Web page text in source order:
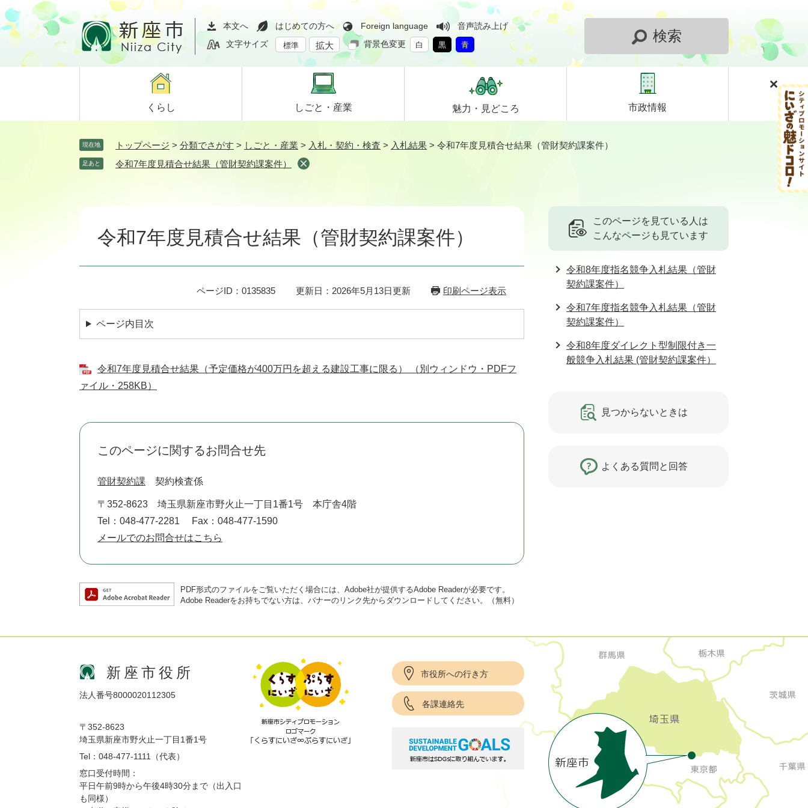
ペ
ー
ジ
メ
ニ
ュ
て
本文へ はじめての方へ Foreign language
音声読み上げ
文字サイズ
標準 拡大 背景色変更 白 黒 青
検索
くらし しごと・ 産業 魅力・ 見どころ 市政情報
現在地 トップページ > 分類でさがす > しごと・産業 > 入札・契約・検査 > 入札結果 > 令和7年度見積合せ結果（管財契約課案件）
足あと 令和7年度見積合せ結果（管財契約課案件）
令和7年度見積合せ結果（管財契約課案件）
ページID：0135835 更新日：2026年5月13日更新 印刷ページ表示
ページ内目次
令和7年度見積合せ結果（予定価格が400万円を超える建設工事に限る） （別ウィンドウ・PDFフ
ァイル・258KB）
このページに関するお問合せ先
管財契約課 契約検査係
〒352-8623
埼玉県新座市野火止一丁目1番1号 本庁舎4階
Tel：048-477-2281
Fax：048-477-1590
メールでのお問合せはこちら
PDF形式のファイルをご覧いただく場合には、Adobe社が提供するAdobe Readerが必要です。
Adobe Readerをお持ちでない方は、バナーのリンク先からダウンロードしてください。（無料）
このページを見ている人は
こんなページも見ています
令和8年度指名競争入札結果（管財
契約課案件）
令和7年度指名競争入札結果（管財
契約課案件）
令和8年度ダイレクト型制限付き一
般競争入札結果 (管財契約課案件）
見つからないときは
よくある質問と回答
新座市役所
法人番号8000020112305
〒352-8623
埼玉県新座市野火止一丁目1番1号
Tel：048-477-1111（代表）
窓口受付時間：
平日午前9時から午後4時30分まで（出入口
も同様）
市役所への行き方
各課連絡先